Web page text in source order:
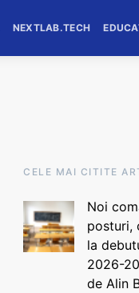
NEXTLAB.TECH
CELE MAI CITITE
Noi
posturi,
la
2026-
de Alin